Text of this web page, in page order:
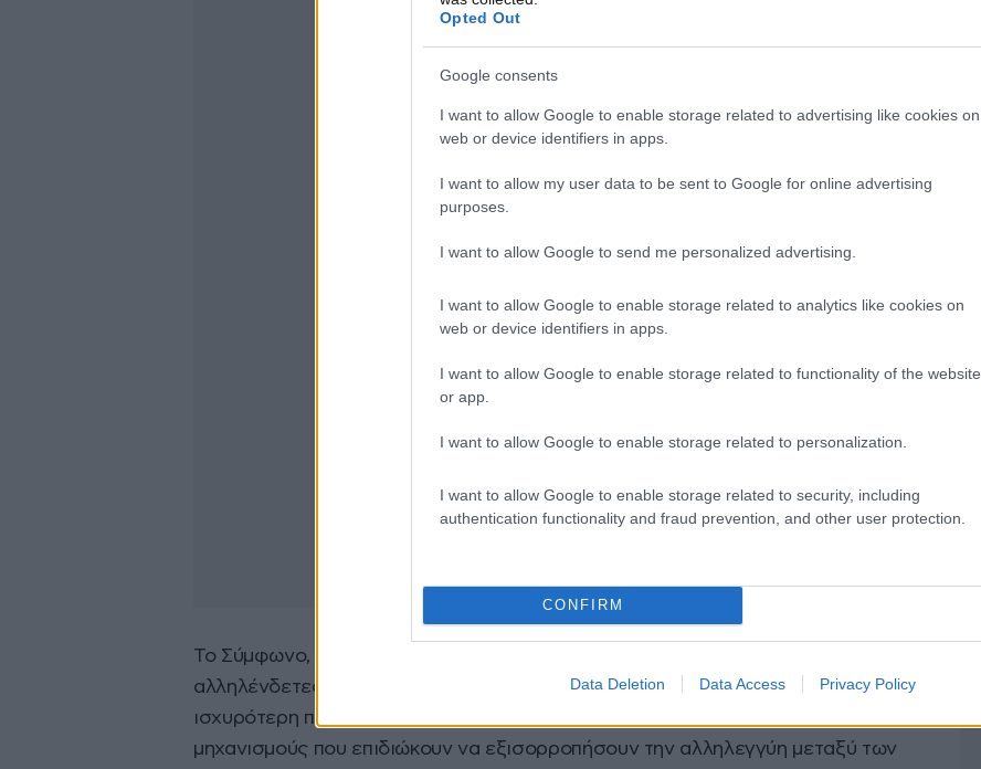
Opted Out
Google consents
I want to allow Google to enable storage related to advertising like cookies on
web or device identifiers in apps.
I want to allow my user data to be sent to Google for online advertising
purposes.
I want to allow Google to send me personalized advertising.
I want to allow Google to enable storage related to analytics like cookies on
web or device identifiers in apps.
I want to allow Google to enable storage related to functionality of the website
or app.
I want to allow Google to enable storage related to personalization.
I want to allow Google to enable storage related to security, including
authentication functionality and fraud prevention, and other user protection.
CONFIRM
Data Deletion Data Access Privacy Policy
Το Σύμφωνο, το οποίο υιοθετήθηκε τον Μάιο του 2024, περιλαμβάνει δέκα
αλληλένδετες νομοθετικές πράξεις και εισάγει ένα κοινό ευρωπαϊκό σύστημα με
ισχυρότερη προστασία των εξωτερικών συνόρων, νέες διαδικασίες ασύλου και
μηχανισμούς που επιδιώκουν να εξισορροπήσουν την αλληλεγγύη μεταξύ των